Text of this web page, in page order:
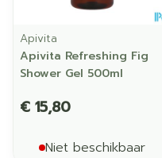
Apivita
Apivita Refreshing Fig
Shower Gel 500ml
€ 15,80
Niet beschikbaar